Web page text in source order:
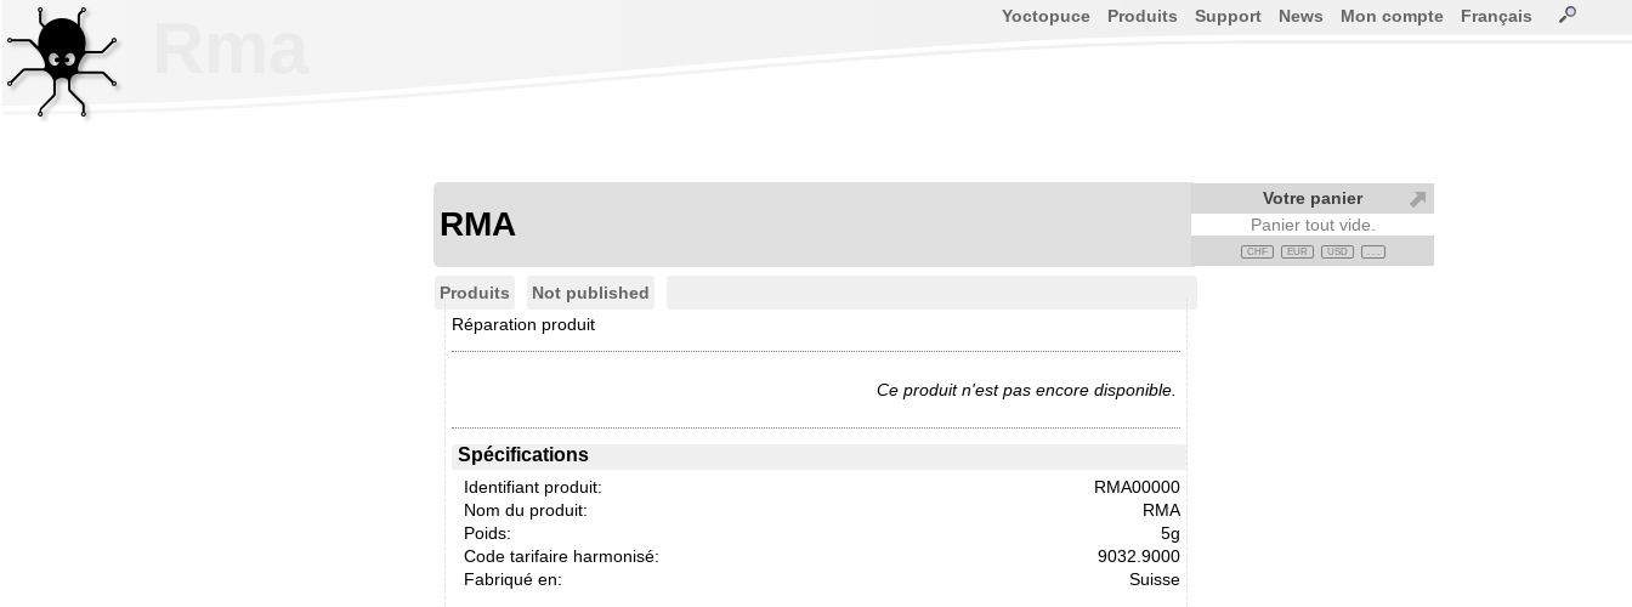
RMA
Produits
Not published
Réparation produit
Ce produit n'est pas encore disponible.
Spécifications
Identifiant produit:
RMA00000
Nom du produit:
RMA
Poids:
5g
Code tarifaire harmonisé:
9032.9000
Fabriqué en:
Suisse
Yoctopuce Produits Support News Mon compte Français
Votre panier
Panier tout vide.
CHF EUR USD . . .